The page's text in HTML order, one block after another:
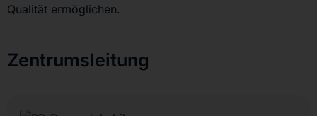
Qualität ermöglichen.
Zentrumsleitung